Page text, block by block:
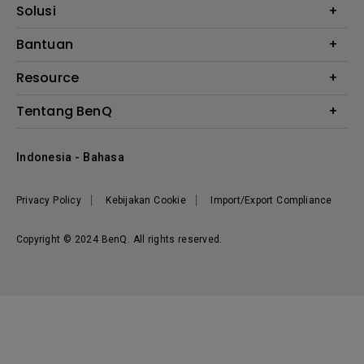
Proyektor
Monitor Arm
Monitor Light Bar
Solusi
E-Sports
AQCOLOR
Monitor Eye-Care
Bantuan
Garansi
Layanan Perbaikan
Resource
Where to Buy
Knowledge Center
Tentang BenQ
Berita
Copyright © 2024 BenQ. All rights reserved.
Privacy Policy Kebijakan Cookie Import/Export Compliance
Indonesia - Bahasa